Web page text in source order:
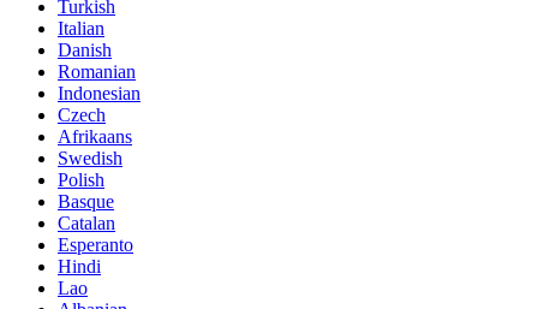
Turkish
Italian
Danish
Romanian
Indonesian
Czech
Afrikaans
Swedish
Polish
Basque
Catalan
Esperanto
Hindi
Lao